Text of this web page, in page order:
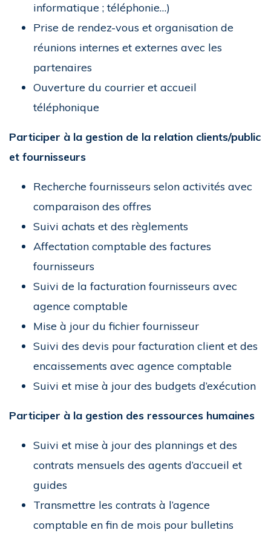
informatique ; téléphonie…)
Prise de rendez-vous et organisation de
réunions internes et externes avec les
partenaires
Ouverture du courrier et accueil
téléphonique
Participer à la gestion de la relation clients/public
et fournisseurs
Recherche fournisseurs selon activités avec
comparaison des offres
Suivi achats et des règlements
Affectation comptable des factures
fournisseurs
Suivi de la facturation fournisseurs avec
agence comptable
Mise à jour du fichier fournisseur
Suivi des devis pour facturation client et des
encaissements avec agence comptable
Suivi et mise à jour des budgets d’exécution
Participer à la gestion des ressources humaines
Suivi et mise à jour des plannings et des
contrats mensuels des agents d’accueil et
guides
Transmettre les contrats à l’agence
comptable en fin de mois pour bulletins